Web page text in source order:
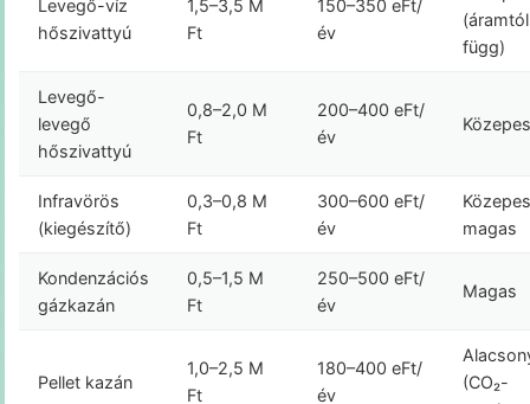
Levegő-víz
hőszivattyú
1,5–3,5 M
Ft
150–350 eFt/
év
(áramtól
függ)
Levegő-
levegő
hőszivattyú
0,8–2,0 M
Ft
200–400 eFt/
év
Közepes
Infravörös
(kiegészítő)
0,3–0,8 M
Ft
300–600 eFt/
év
magas
Kondenzációs
gázkazán
0,5–1,5 M
Ft
250–500 eFt/
év
Magas
Pellet kazán
1,0–2,5 M
Ft
180–400 eFt/
év
(CO₂-